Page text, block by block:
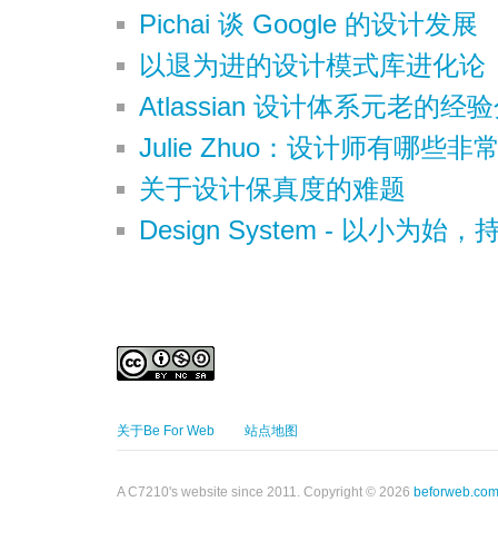
Pichai 谈 Google 的设计发展
以退为进的设计模式库进化论
Atlassian 设计体系元老的经
Julie Zhuo：设计师有哪些非
关于设计保真度的难题
Design System - 以小为始，
关于Be For Web 站点地图
A C7210's website since 2011. Copyright © 2026 beforweb.com